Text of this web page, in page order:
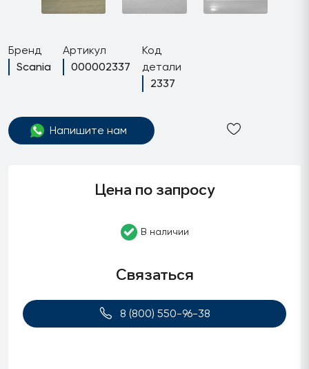
Бренд
Scania
Артикул
000002337
Код
детали
2337
Напишите нам
Цена по запросу
В наличии
Связаться
8 (800) 550-96-38